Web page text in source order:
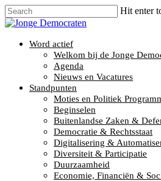
Hit enter
Word actief
Welkom bij de Jonge
Agenda
Nieuws en Vacatures
Standpunten
Moties en Politiek
Beginselen
Buitenlandse Zaken &
Democratie & Rechtsstaat
Digitalisering &
Diversiteit & Participatie
Duurzaamheid
Economie, Financiën &